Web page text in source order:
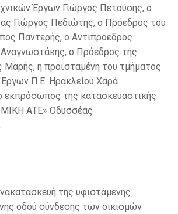
Έργων Γιώργος Πετούσης, ο
Γιώργος Πεδιώτης, ο Πρόεδρος του
Παντερής, ο Αντιπρόεδρος
ο Πρόεδρος της
η προϊσταμένη του τμήματος
Π.Ε. Ηρακλείου Χαρά
εκπρόσωπος της κατασκευαστικής
ΑΤΕ» Οδυσσέας
της υφιστάμενης
οδού σύνδεσης των οικισμών